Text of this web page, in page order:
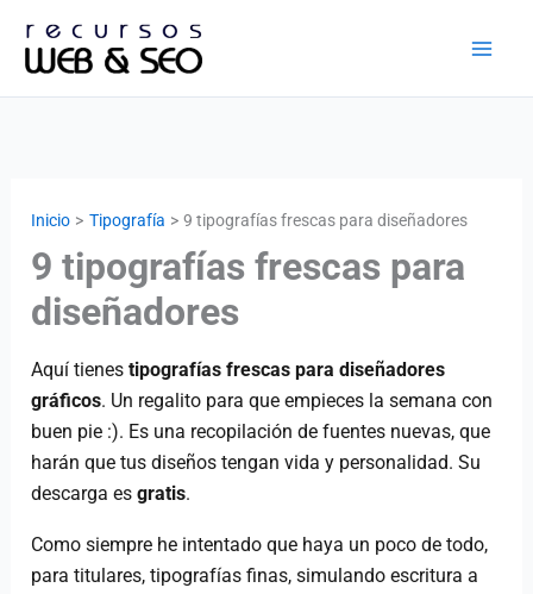
Inicio Tipografía 9 tipografías frescas para diseñadores
9 tipografías frescas para
diseñadores
Aquí tienestipografías frescas para diseñadores
gráficos. Un regalito para que empieces la semana con
buen pie :). Es una recopilación de fuentes nuevas, que
harán que tus diseños tengan vida y personalidad. Su
descarga esgratis.
Como siempre he intentado que haya un poco de todo,
para titulares, tipografías finas, simulando escritura a